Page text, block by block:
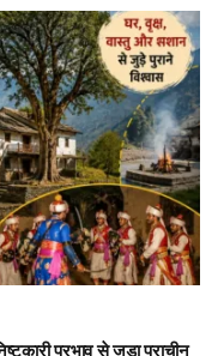
प्रभाव से जुड़ा प्राचीन